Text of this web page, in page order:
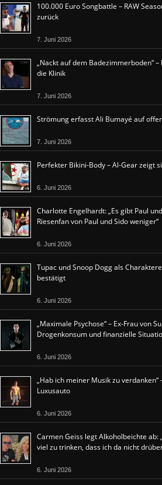
100.000 Euro Songbattle – RAW
zurück
7. Juni 2026
„Nackt auf dem Badezimmerboden“
die Klinik
7. Juni 2026
Strömung erfasst Ali Bumayé auf
7. Juni 2026
Perfekter Bikini-Body – Al-Gear zeigt
6. Juni 2026
Charlotte Engelhardt: „Es gibt Paul
Riesenfan von Paul und Sido weniger“
6. Juni 2026
Tupac und Snoop Dogg als
bestätigt
6. Juni 2026
„Maximale Psychose“ – Ex-Frau von
Drogenkonsum und finanzielle
6. Juni 2026
„Hab ich meiner Musik zu
Luxusauto
6. Juni 2026
Carmen Geiss legt Alkoholbeichte ab:
viel zu trinken, dass ich da nicht
6. Juni 2026